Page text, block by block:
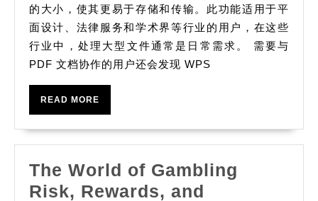
的大小，使其更易于存储和传输。此功能适用于平
面设计、法律服务和学术界等行业的用户，在这些
行业中，处理大型文件通常是日常需求。 需要与
PDF 文档协作的用户还会发现 WPS
READ MORE
The World of Gambling
Risk, Rewards, and